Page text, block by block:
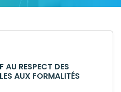
AU RESPECT DES
AUX FORMALITÉS